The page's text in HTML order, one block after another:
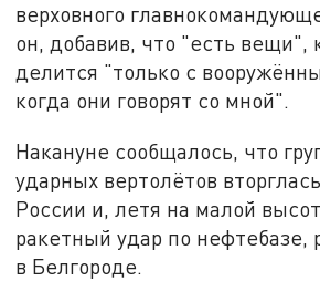
верховного
он, добавив, что "есть вещи",
делится "только с
когда они говорят со мной".
Накануне сообщалось, что
ударных вертолётов
России и, летя на малой
ракетный удар по нефтебазе,
в Белгороде.